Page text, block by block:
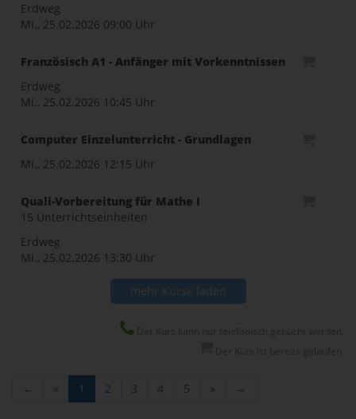
Erdweg
Mi., 25.02.2026 09:00 Uhr
Französisch A1 - Anfänger mit Vorkenntnissen
Erdweg
Mi., 25.02.2026 10:45 Uhr
Computer Einzelunterricht - Grundlagen
Mi., 25.02.2026 12:15 Uhr
Quali-Vorbereitung für Mathe I
15 Unterrichtseinheiten
Erdweg
Mi., 25.02.2026 13:30 Uhr
mehr Kurse laden
← « 1 2 3 4 5 » →